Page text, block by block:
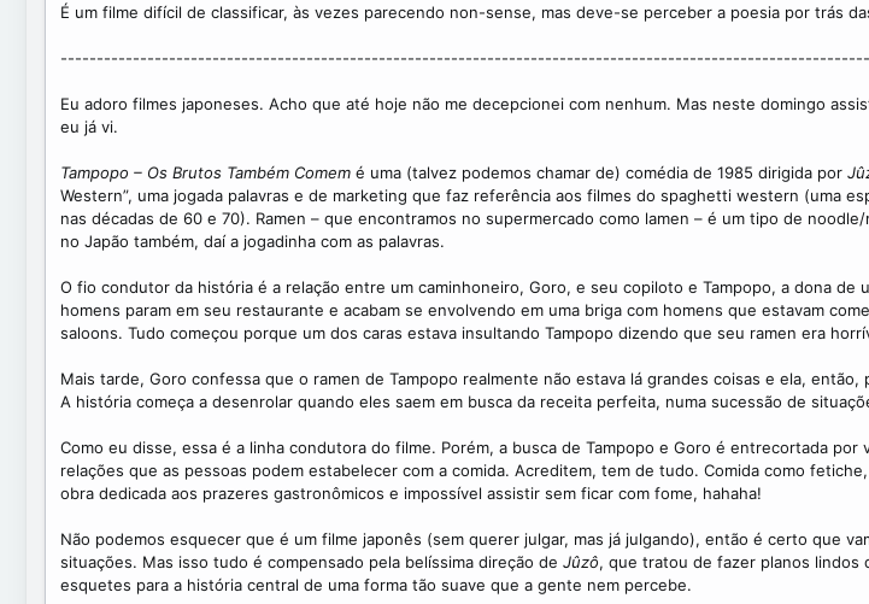
É um filme difícil de classificar, às vezes parecendo non-sense, mas deve-se perceber a poesia por trás
Eu adoro filmes japoneses. Acho que até hoje não me decepcionei com nenhum. Mas neste domingo
eu já vi.
Tampopo – Os Brutos Também Comem é uma (talvez podemos chamar de) comédia de 1985 dirigida por
Western”, uma jogada palavras e de marketing que faz referência aos filmes do spaghetti western (uma
nas décadas de 60 e 70). Ramen – que encontramos no supermercado como lamen – é um tipo de
no Japão também, daí a jogadinha com as palavras.
O fio condutor da história é a relação entre um caminhoneiro, Goro, e seu copiloto e Tampopo, a dona de
homens param em seu restaurante e acabam se envolvendo em uma briga com homens que estavam
saloons. Tudo começou porque um dos caras estava insultando Tampopo dizendo que seu ramen era
Mais tarde, Goro confessa que o ramen de Tampopo realmente não estava lá grandes coisas e ela,
A história começa a desenrolar quando eles saem em busca da receita perfeita, numa sucessão de
Como eu disse, essa é a linha condutora do filme. Porém, a busca de Tampopo e Goro é entrecortada por
relações que as pessoas podem estabelecer com a comida. Acreditem, tem de tudo. Comida como
obra dedicada aos prazeres gastronômicos e impossível assistir sem ficar com fome, hahaha!
Não podemos esquecer que é um filme japonês (sem querer julgar, mas já julgando), então é certo que
situações. Mas isso tudo é compensado pela belíssima direção de Jûzô, que tratou de fazer planos lindos
esquetes para a história central de uma forma tão suave que a gente nem percebe.